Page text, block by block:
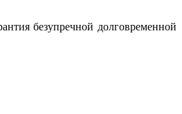
безупречной долговременной